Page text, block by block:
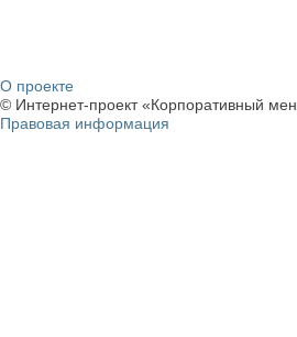
О проекте
© Интернет-проект «Корпоративный
Правовая информация